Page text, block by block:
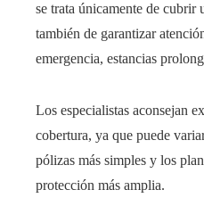
se trata únicamente de cubrir
también de garantizar
emergencia, estancias
Los especialistas aconsejan
cobertura, ya que puede
pólizas más simples y los
protección más amplia.